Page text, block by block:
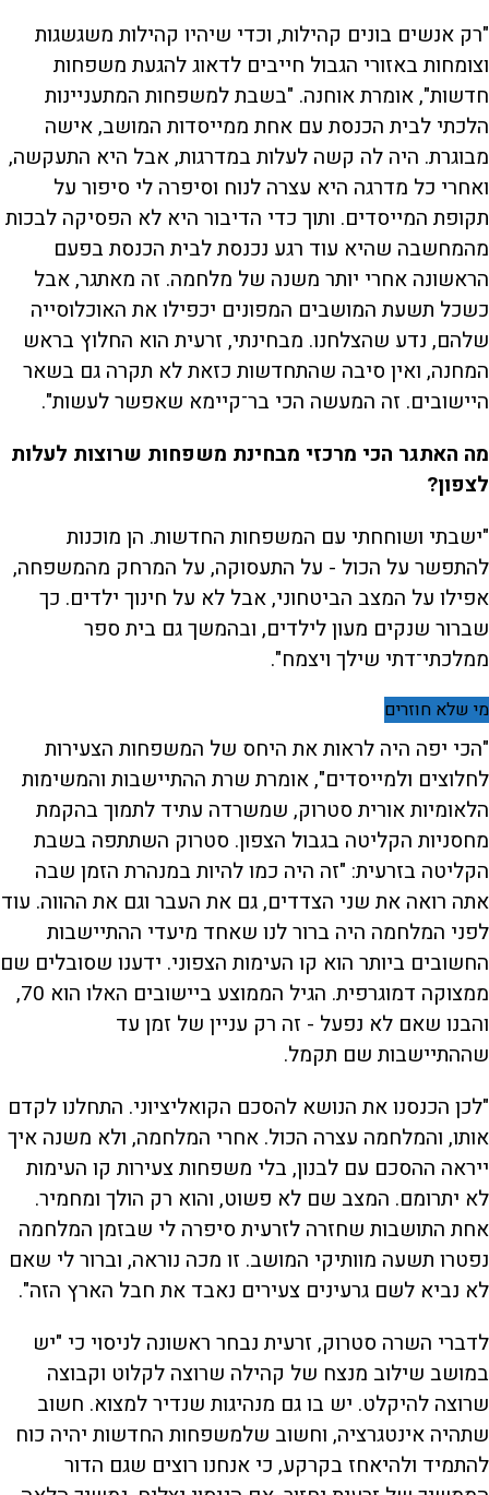
"רק אנשים בונים קהילות, וכדי שיהיו קהילות משגשגות
וצומחות באזורי הגבול חייבים לדאוג להגעת משפחות
חדשות", אומרת אוחנה. "בשבת למשפחות המתעניינות
הלכתי לבית הכנסת עם אחת ממייסדות המושב, אישה
מבוגרת. היה לה קשה לעלות במדרגות, אבל היא התעקשה,
ואחרי כל מדרגה היא עצרה לנוח וסיפרה לי סיפור על
תקופת המייסדים. ותוך כדי הדיבור היא לא הפסיקה לבכות
מהמחשבה שהיא עוד רגע נכנסת לבית הכנסת בפעם
הראשונה אחרי יותר משנה של מלחמה. זה מאתגר, אבל
כשכל תשעת המושבים המפונים יכפילו את האוכלוסייה
שלהם, נדע שהצלחנו. מבחינתי, זרעית הוא החלוץ בראש
המחנה, ואין סיבה שהתחדשות כזאת לא תקרה גם בשאר
היישובים. זה המעשה הכי בר־קיימא שאפשר לעשות".
מה האתגר הכי מרכזי מבחינת משפחות שרוצות לעלות
לצפון?
"ישבתי ושוחחתי עם המשפחות החדשות. הן מוכנות
להתפשר על הכול - על התעסוקה, על המרחק מהמשפחה,
אפילו על המצב הביטחוני, אבל לא על חינוך ילדים. כך
שברור שנקים מעון לילדים, ובהמשך גם בית ספר
ממלכתי־דתי שילך ויצמח".
מי שלא חוזרים
"הכי יפה היה לראות את היחס של המשפחות הצעירות
לחלוצים ולמייסדים", אומרת שרת ההתיישבות והמשימות
הלאומיות אורית סטרוק, שמשרדה עתיד לתמוך בהקמת
מחסניות הקליטה בגבול הצפון. סטרוק השתתפה בשבת
הקליטה בזרעית: "זה היה כמו להיות במנהרת הזמן שבה
אתה רואה את שני הצדדים, גם את העבר וגם את ההווה. עוד
לפני המלחמה היה ברור לנו שאחד מיעדי ההתיישבות
החשובים ביותר הוא קו העימות הצפוני. ידענו שסובלים שם
ממצוקה דמוגרפית. הגיל הממוצע ביישובים האלו הוא 70,
והבנו שאם לא נפעל - זה רק עניין של זמן עד
שההתיישבות שם תקמל.
"לכן הכנסנו את הנושא להסכם הקואליציוני. התחלנו לקדם
אותו, והמלחמה עצרה הכול. אחרי המלחמה, ולא משנה איך
ייראה ההסכם עם לבנון, בלי משפחות צעירות קו העימות
לא יתרומם. המצב שם לא פשוט, והוא רק הולך ומחמיר.
אחת התושבות שחזרה לזרעית סיפרה לי שבזמן המלחמה
נפטרו תשעה מוותיקי המושב. זו מכה נוראה, וברור לי שאם
לא נביא לשם גרעינים צעירים נאבד את חבל הארץ הזה".
לדברי השרה סטרוק, זרעית נבחר ראשונה לניסוי כי "יש
במושב שילוב מנצח של קהילה שרוצה לקלוט וקבוצה
שרוצה להיקלט. יש בו גם מנהיגות שנדיר למצוא. חשוב
שתהיה אינטגרציה, וחשוב שלמשפחות החדשות יהיה כוח
להתמיד ולהיאחז בקרקע, כי אנחנו רוצים שגם הדור